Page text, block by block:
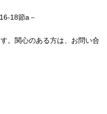
18節a－
。関心のある方は、お問い合